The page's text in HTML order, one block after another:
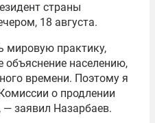
страны
18 августа.
мировую практику,
населению,
времени. Поэтому я
о продлении
заявил Назарбаев.